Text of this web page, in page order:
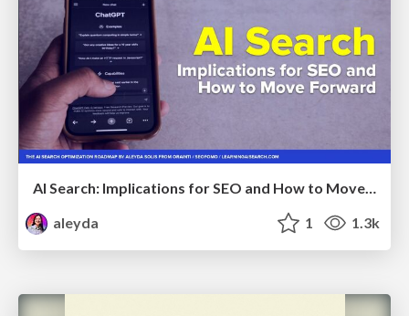
AI Search: Implications for SEO and How to Move Forward - #ShenzhenSEOConference
aleyda
1 1.3k